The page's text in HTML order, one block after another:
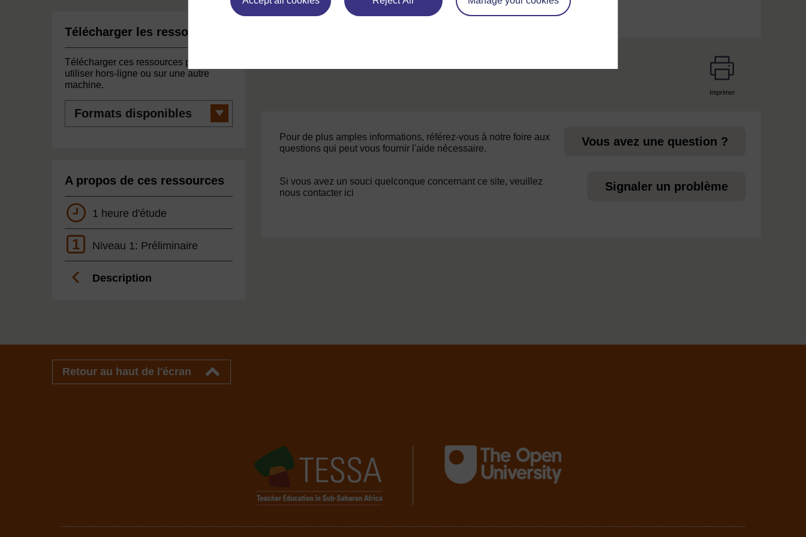
Télécharger les ressources
Télécharger ces ressources pour les
utiliser hors-ligne ou sur une autre
machine.
disponibles
A propos de ces ressources
1 heure d'étude
1 Niveau 1: Préliminaire
Description
Imprimer
Pour de plus amples informations, référez-vous à notre foire aux
questions qui peut vous fournir l'aide nécessaire.
Vous avez une question ?
Si vous avez un souci quelconque concernant ce site, veuillez
nous contacter ici
Signaler un problème
Retour au haut de l'écran